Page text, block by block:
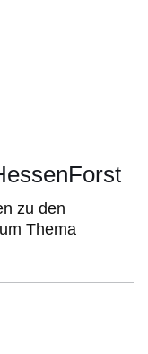
zu den
Thema